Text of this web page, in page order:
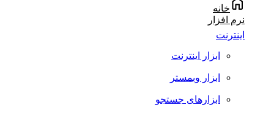
خانه
نرم افزار
اینترنت
ابزار اینترنت
ابزار وبمستر
ابزارهای جستجو